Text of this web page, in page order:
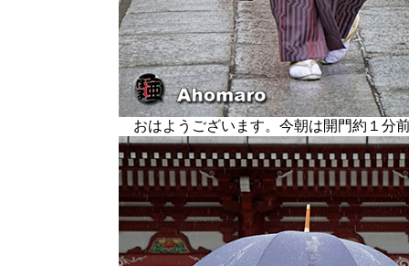
おはようございます。今朝は開門約１分